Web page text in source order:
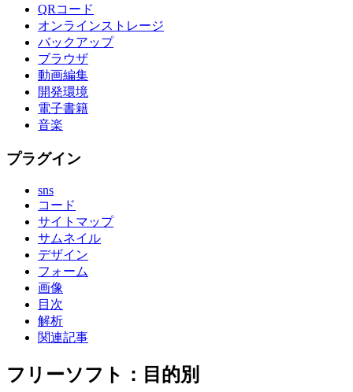
QRコード
オンラインストレージ
バックアップ
ブラウザ
動画編集
開発環境
電子書籍
音楽
プラグイン
sns
コード
サイトマップ
サムネイル
デザイン
フォーム
画像
目次
解析
関連記事
フリーソフト：目的別